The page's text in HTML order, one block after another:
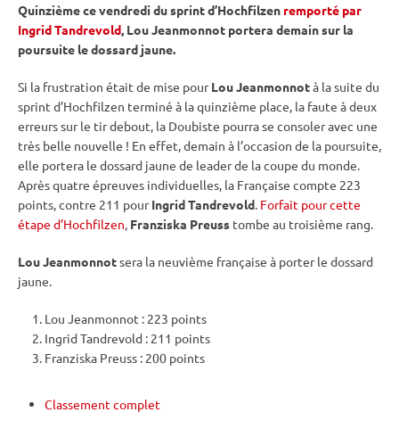
Quinzième ce vendredi dusprintd’Hochfilzen remporté par
Ingrid Tandrevold, Lou Jeanmonnot portera demain sur la
poursuite le dossard jaune.
Si la frustration était de mise pourLou Jeanmonnotà la suite du
sprint d’Hochfilzen terminé à la quinzième place, la faute à deux
erreurs sur le tirdebout, la Doubiste pourra se consoler avec une
très belle nouvelle ! En effet, demain à l’occasion de la poursuite,
elle portera le dossard jaune de leader de lacoupe du monde.
Après quatre épreuves individuelles, la Française compte 223
points, contre 211 pourIngrid Tandrevold. Forfait pour cette
étape d’Hochfilzen, Franziska Preuss tombe au troisième rang.
Lou Jeanmonnotsera la neuvième française à porter le dossard
jaune.
Lou Jeanmonnot : 223 points
Ingrid Tandrevold : 211 points
Franziska Preuss : 200 points
Classement complet